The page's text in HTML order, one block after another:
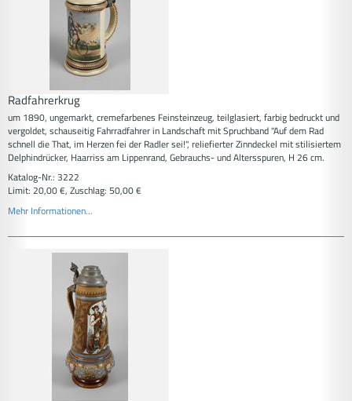
Radfahrerkrug
um 1890, ungemarkt, cremefarbenes Feinsteinzeug, teilglasiert, farbig bedruckt und
vergoldet, schauseitig Fahrradfahrer in Landschaft mit Spruchband "Auf dem Rad
schnell die That, im Herzen fei der Radler sei!", reliefierter Zinndeckel mit stilisiertem
Delphindrücker, Haarriss am Lippenrand, Gebrauchs- und Altersspuren, H 26 cm.
Katalog-Nr.: 3222
Limit: 20,00 €, Zuschlag: 50,00 €
Mehr Informationen...